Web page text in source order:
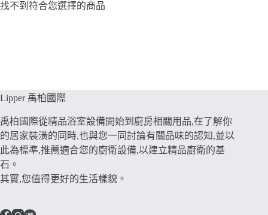
找不到符合您選擇的商品
Lipper 禹柏國際
禹柏國際從精品浴室設備開始到廚房相關用品,在了解你
的居家裝潢的同時,也與您一同討論有關品味的認知,並以
此為標準,推薦適合您的廚衛設備,以建立精品廚衛的基
石。
其實,您值得更好的生活樣貌。